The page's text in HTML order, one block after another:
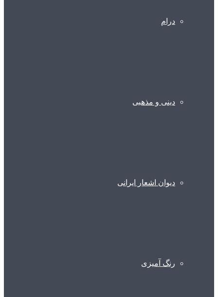
درام
دینی و مذهبی
دیوان اشعار ایرانی
رنگ آمیزی